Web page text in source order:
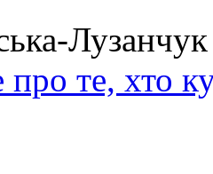
Лузанчук
про те, хто